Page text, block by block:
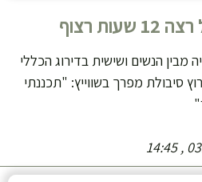
רצוף
מבין הנשים ושישית בדירוג הכללי
ק"מ במירוץ סיבולת מפרך בשווייץ: "תכננתי